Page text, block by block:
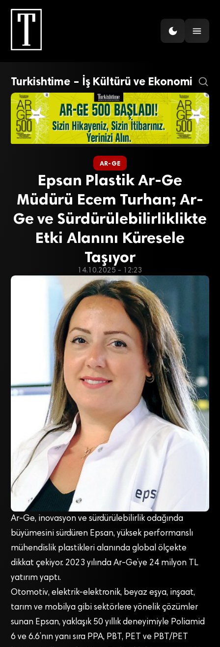
Turkishtime – İş Kültürü ve Ekonomi
AR-GE
Epsan Plastik Ar-Ge
Müdürü Ecem Turhan; Ar-
Ge ve Sürdürülebilirliklikte
Etki Alanını Küresele
Taşıyor
14.10.2025 - 12:23
Ar-Ge, inovasyon ve sürdürülebilirlik odağında
büyümesini sürdüren Epsan, yüksek performanslı
mühendislik plastikleri alanında global ölçekte
dikkat çekiyor. 2023 yılında Ar-Ge’ye 24 milyon TL
yatırım yaptı.
Otomotiv, elektrik-elektronik, beyaz eşya, inşaat,
tarım ve mobilya gibi sektörlere yönelik çözümler
sunan Epsan, yaklaşık 50 yıllık deneyimiyle Poliamid
6 ve 6.6’nın yanı sıra PPA, PBT, PET ve PBT/PET